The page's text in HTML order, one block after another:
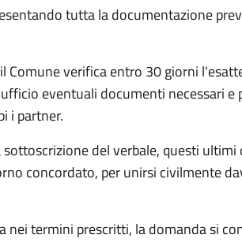
tutta la documentazione
Comune verifica entro 30 giorni
eventuali documenti necessari e
i partner.
del verbale, questi
concordato, per unirsi civilmente
nei termini prescritti, la domanda si